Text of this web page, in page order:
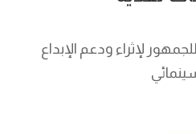
لإثراء ودعم الإبداع